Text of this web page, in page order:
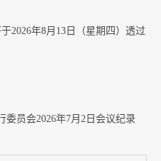
2026年8月13日（星期四）透过
员会2026年7月2日会议纪录